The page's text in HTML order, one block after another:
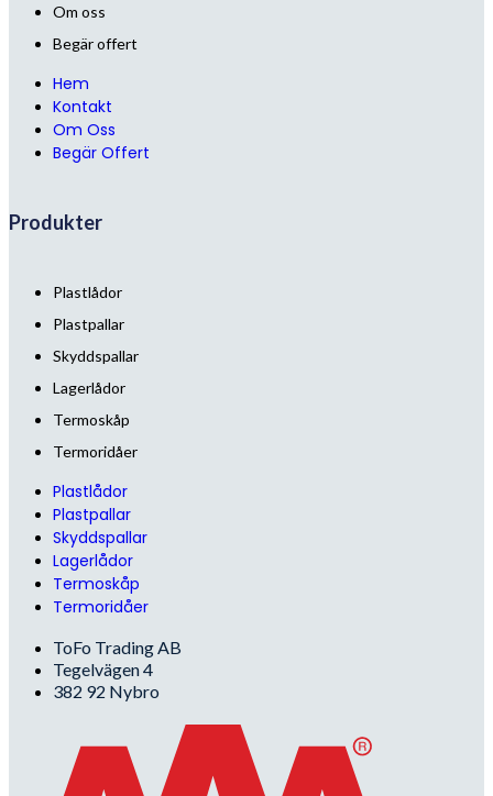
Om oss
Begär offert
Hem
Kontakt
Om Oss
Begär Offert
Produkter
Plastlådor
Plastpallar
Skyddspallar
Lagerlådor
Termoskåp
Termoridåer
Plastlådor
Plastpallar
Skyddspallar
Lagerlådor
Termoskåp
Termoridåer
ToFo Trading AB
Tegelvägen 4
382 92 Nybro